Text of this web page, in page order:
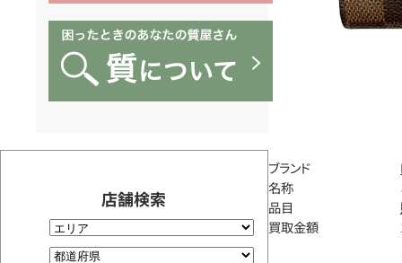
店舗検索
ブランド
名称
品目
買取金額